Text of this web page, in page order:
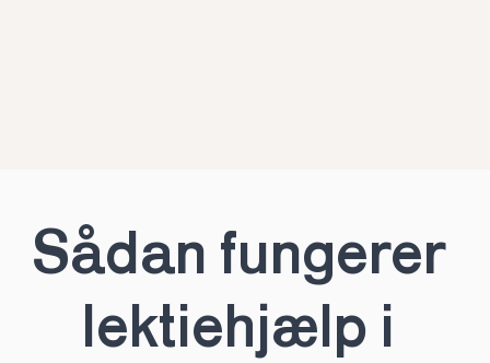
Sådan fungerer
lektiehjælp i